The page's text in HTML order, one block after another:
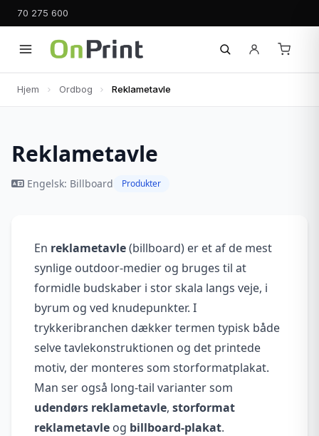
70 275 600
Hjem Ordbog Reklametavle
Reklametavle
Engelsk: Billboard Produkter
En reklametavle(billboard) er et af de mest
synlige outdoor-medier og bruges til at
formidle budskaber i stor skala langs veje, i
byrum og ved knudepunkter. I
trykkeribranchen dækker termen typisk både
selve tavlekonstruktionen og det printede
motiv, der monteres som storformatplakat.
Man ser også long-tail varianter som
udendørs reklametavle, storformat
reklametavle og billboard-plakat.